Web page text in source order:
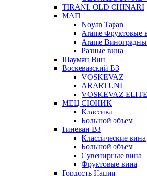
TIRANI. OLD CHINARI
МАП
Noyan Tapan
Arame Фруктовые
Arame
Разные вина
Шаумян Вин
Воскевазский ВЗ
VOSKEVAZ
ARARTUNI
VOSKEVAZ ELITE
МЕЦ СЮНИК
Классика
Большой объем
Гиневан ВЗ
Классические вина
Большой объем
Сувенирные вина
Фруктовые вина
Гордость Нации